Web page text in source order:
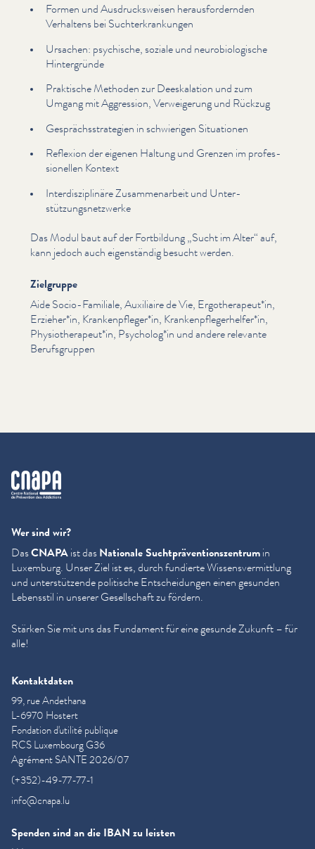
Formen und Aus­druck­sweisen her­aus­fordern­den
Verhaltens bei Suchterkrankun­gen
Ursachen: psychische, soziale und neu­ro­bi­ol­o­gis­che
Hin­ter­gründe
Praktische Methoden zur Deeskala­tion und zum
Umgang mit Aggression, Ver­weigerung und Rückzug
Gesprächsstrate­gien in schwierigen Situationen
Reflexion der eigenen Haltung und Grenzen im pro­fes­
sionellen Kontext
Inter­diszi­plinäre Zusam­me­nar­beit und Unter­
stützungsnet­zw­erke
Das Modul baut auf der Fortbildung„Sucht im Alter“ auf,
kann jedoch auch eigen­ständig besucht werden.
Zielgruppe
Aide Socio-Familiale, Auxiliaire de Vie, Ergotherapeut*in,
Erzieher*in, Krankenpfleger*in, Krankenpflegerhelfer*in,
Physiotherapeut*in, Psycholog*in und andere relevante
Beruf­s­grup­pen
cnapa
Wer sind wir?
DasCNAPAist dasNationale Sucht­präven­tion­szen­trumin
Luxemburg. Unser Ziel ist es, durch fundierte Wis­sensver­mit­tlung
und unter­stützende politische Entschei­dun­gen einen gesunden
Lebensstil in unserer Gesellschaft zu fördern.
Stärken Sie mit uns das Fundament für eine gesunde Zukunft – für
alle!
Kontaktdaten
99, rue Andethana
L-6970 Hostert
Fondation d'utilité publique
RCS Luxembourg G36
Agrément SANTE 2026/07
(+352)-49-77-77-1
info@cnapa.lu
Spenden sind an die IBAN zu leisten